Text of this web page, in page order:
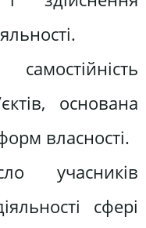
основана
власності.
учасників
сфері